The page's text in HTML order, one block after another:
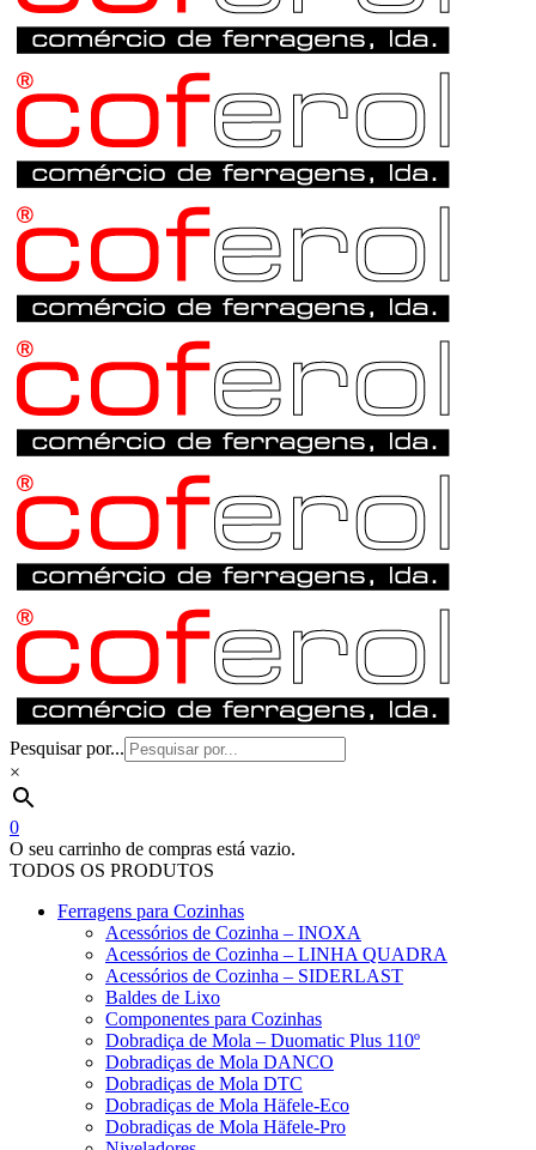
Pesquisar por...
×
0
O seu carrinho de compras está vazio.
TODOS OS PRODUTOS
Ferragens para Cozinhas
Acessórios de Cozinha – INOXA
Acessórios de Cozinha – LINHA QUADRA
Acessórios de Cozinha – SIDERLAST
Baldes de Lixo
Componentes para Cozinhas
Dobradiça de Mola – Duomatic Plus 110º
Dobradiças de Mola DANCO
Dobradiças de Mola DTC
Dobradiças de Mola Häfele-Eco
Dobradiças de Mola Häfele-Pro